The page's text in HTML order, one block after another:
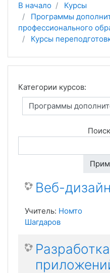
В начало
Курсы
Программы
профессионального
Курсы
Категории курсов:
Веб-дизайн
Учитель: Номто
Шагдаров